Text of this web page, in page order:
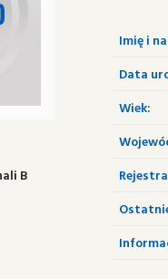
B
Imię i
Data
Wiek: